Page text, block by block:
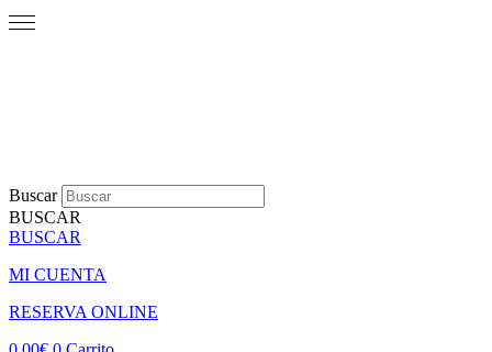
Buscar
BUSCAR
BUSCAR
MI CUENTA
RESERVA ONLINE